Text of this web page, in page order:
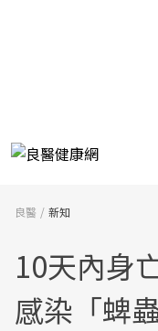
良醫 新知
10天內身
感染「蜱